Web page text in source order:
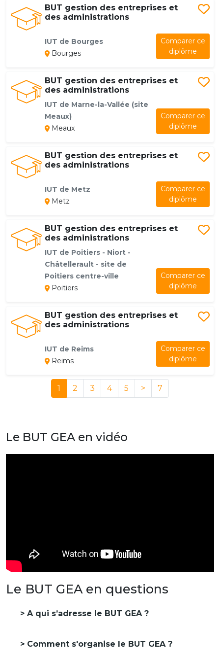
BUT gestion des entreprises et
des administrations
IUT de Bourges
Bourges
Comparer ce
diplôme
BUT gestion des entreprises et
des administrations
IUT de Marne-la-Vallée (site
Meaux)
Meaux
Comparer ce
diplôme
BUT gestion des entreprises et
des administrations
IUT de Metz
Metz
Comparer ce
diplôme
BUT gestion des entreprises et
des administrations
IUT de Poitiers - Niort -
Châtellerault - site de
Poitiers centre-ville
Poitiers
Comparer ce
diplôme
BUT gestion des entreprises et
des administrations
IUT de Reims
Reims
Comparer ce
diplôme
1 2 3 4 5 > 7
Le BUT GEA en vidéo
Le BUT GEA en questions
A qui s’adresse le BUT GEA ?
Comment s'organise le BUT GEA ?